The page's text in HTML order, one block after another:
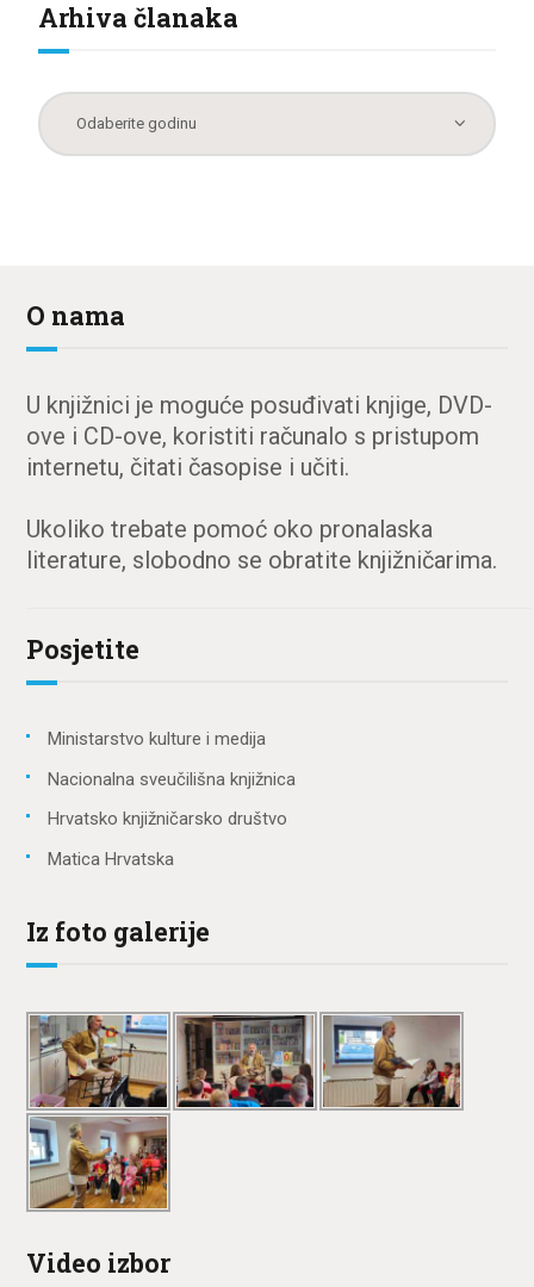
Arhiva članaka
O nama
U knjižnici je moguće posuđivati knjige, DVD-
ove i CD-ove, koristiti računalo s pristupom
internetu, čitati časopise i učiti.
Ukoliko trebate pomoć oko pronalaska
literature, slobodno se obratite knjižničarima.
Posjetite
Ministarstvo kulture i medija
Nacionalna sveučilišna knjižnica
Hrvatsko knjižničarsko društvo
Matica Hrvatska
Iz foto galerije
Video izbor